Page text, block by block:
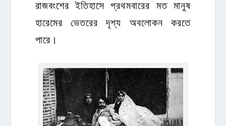
রাজবংশের ইতিহাসে প্রথমবারের মত মানুষ
হারেমের ভেতরের দৃশ্য অবলোকন করতে
পারে।